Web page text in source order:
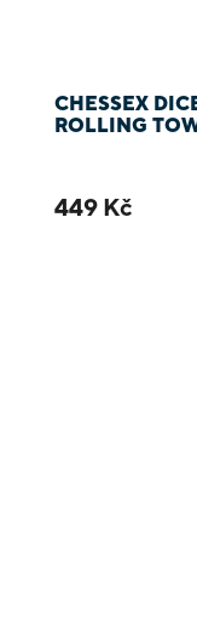
CHESSEX
ROLLING
449 Kč